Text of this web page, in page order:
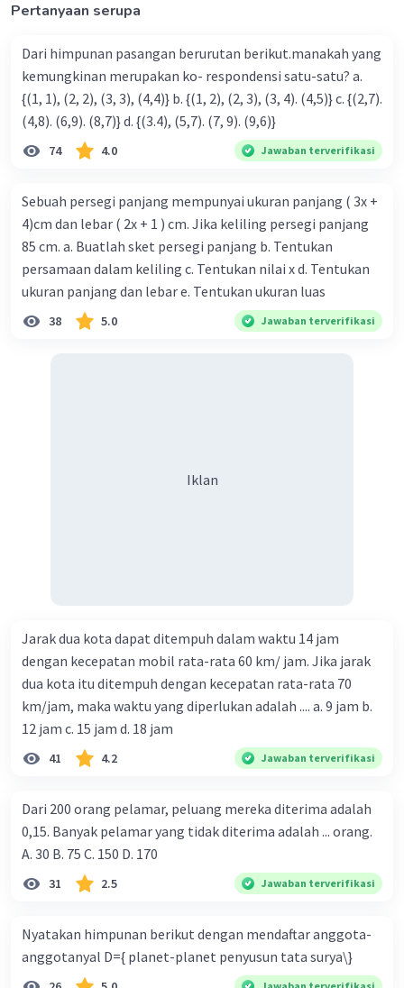
Pertanyaan serupa
Dari himpunan pasangan berurutan berikut.manakah yang
kemungkinan merupakan ko- respondensi satu-satu? a.
{(1, 1), (2, 2), (3, 3), (4,4)} b. {(1, 2), (2, 3), (3, 4). (4,5)} c. {(2,7).
(4,8). (6,9). (8,7)} d. {(3.4), (5,7). (7, 9). (9,6)}
74 4.0 Jawaban terverifikasi
Sebuah persegi panjang mempunyai ukuran panjang ( 3x +
4)cm dan lebar ( 2x + 1 ) cm. Jika keliling persegi panjang
85 cm. a. Buatlah sket persegi panjang b. Tentukan
persamaan dalam keliling c. Tentukan nilai x d. Tentukan
ukuran panjang dan lebar e. Tentukan ukuran luas
38 5.0 Jawaban terverifikasi
Iklan
Jarak dua kota dapat ditempuh dalam waktu 14 jam
dengan kecepatan mobil rata-rata 60 km/ jam. Jika jarak
dua kota itu ditempuh dengan kecepatan rata-rata 70
km/jam, maka waktu yang diperlukan adalah .... a. 9 jam b.
12 jam c. 15 jam d. 18 jam
41 4.2 Jawaban terverifikasi
Dari 200 orang pelamar, peluang mereka diterima adalah
0,15. Banyak pelamar yang tidak diterima adalah ... orang.
A. 30 B. 75 C. 150 D. 170
31 2.5 Jawaban terverifikasi
Nyatakan himpunan berikut dengan mendaftar anggota-
anggotanyal D={ planet-planet penyusun tata surya\}